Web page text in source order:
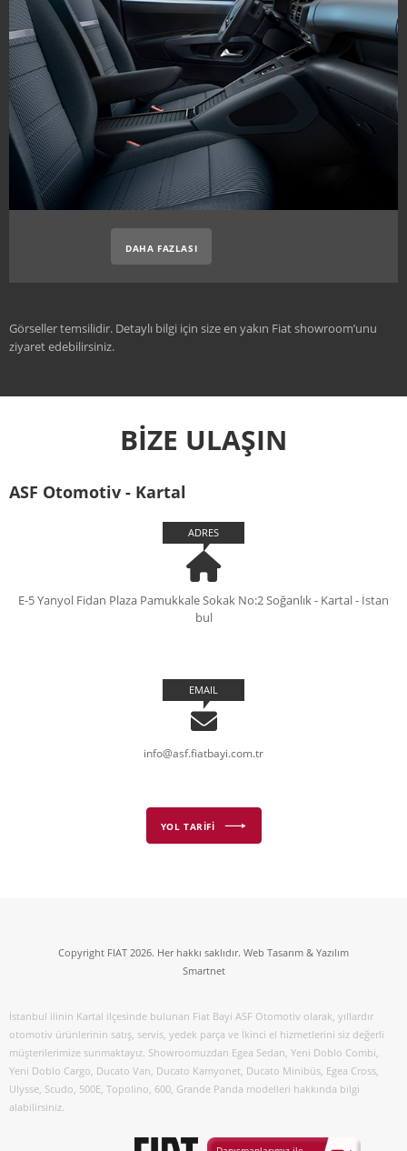
DAHA FAZLASI
Görseller temsilidir. Detaylı bilgi için size en yakın Fiat showroom’unu
ziyaret edebilirsiniz.
BİZE ULAŞIN
ASF Otomotiv - Kartal
ADRES
E-5 Yanyol Fidan Plaza Pamukkale Sokak No:2 Soğanlık - Kartal - İstan
bul
EMAIL
info@asf.fiatbayi.com.tr
YOL TARİFİ
Copyright FIAT 2026. Her hakkı saklıdır. Web Tasarım & Yazılım
Smartnet
İstanbul ilinin Kartal ilçesinde bulunan Fiat Bayi ASF Otomotiv olarak, yıllardır
otomotiv ürünlerinin satış, servis, yedek parça ve İkinci el hizmetlerini siz değerli
müşterilerimize sunmaktayız. Showroomuzdan Egea Sedan, Yeni Doblo Combi,
Yeni Doblo Cargo, Ducato Van, Ducato Kamyonet, Ducato Minibüs, Egea Cross,
Ulysse, Scudo, 500E, Topolino, 600, Grande Panda modelleri hakkında bilgi
alabilirsiniz.